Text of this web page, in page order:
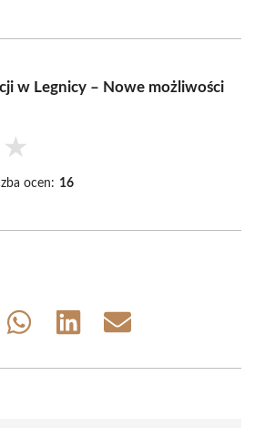
w Legnicy – Nowe możliwości
★
ocen: 16
Share
Share
Share